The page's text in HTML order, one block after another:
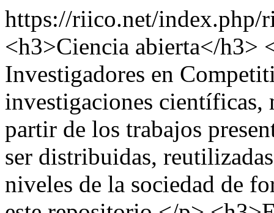
https://riico.net/
<h3>Ciencia abierta</h3>
Investigadores en
investigaciones científicas,
partir de los trabajos
ser distribuidas,
niveles de la sociedad de